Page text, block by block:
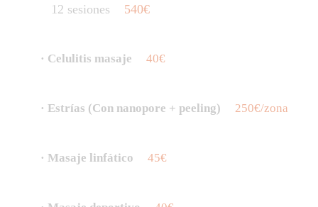
12 sesiones
540€
· Celulitis masaje 40€
· Estrías (Con nanopore + peeling) 250€/zona
· Masaje linfático 45€